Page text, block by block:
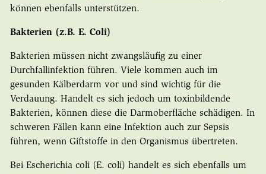
können ebenfalls unterstützen.
Bakterien (z.B. E. Coli)
Bakterien müssen nicht zwangsläufig zu einer
Durchfallinfektion führen. Viele kommen auch im
gesunden Kälberdarm vor und sind wichtig für die
Verdauung. Handelt es sich jedoch um toxinbildende
Bakterien, können diese die Darmoberfläche schädigen. In
schweren Fällen kann eine Infektion auch zur Sepsis
führen, wenn Giftstoffe in den Organismus übertreten.
Bei Escherichia coli (E. coli) handelt es sich ebenfalls um